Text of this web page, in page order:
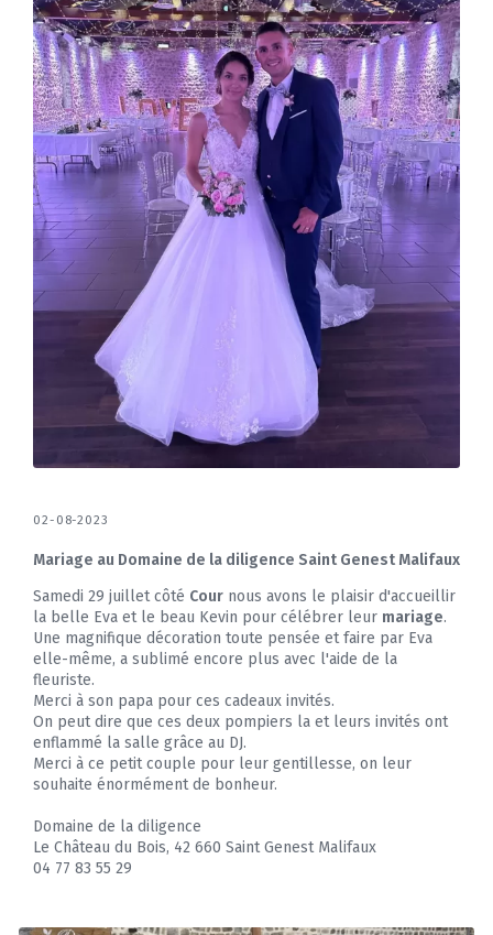
02-08-2023
Mariage au Domaine de la diligence Saint Genest Malifaux
Samedi 29 juillet côté Cour nous avons le plaisir d'accueillir
la belle Eva et le beau Kevin pour célébrer leur mariage.
Une magnifique décoration toute pensée et faire par Eva
elle-même, a sublimé encore plus avec l'aide de la
fleuriste.
Merci à son papa pour ces cadeaux invités.
On peut dire que ces deux pompiers la et leurs invités ont
enflammé la salle grâce au DJ.
Merci à ce petit couple pour leur gentillesse, on leur
souhaite énormément de bonheur.
Domaine de la diligence
Le Château du Bois, 42 660 Saint Genest Malifaux
04 77 83 55 29